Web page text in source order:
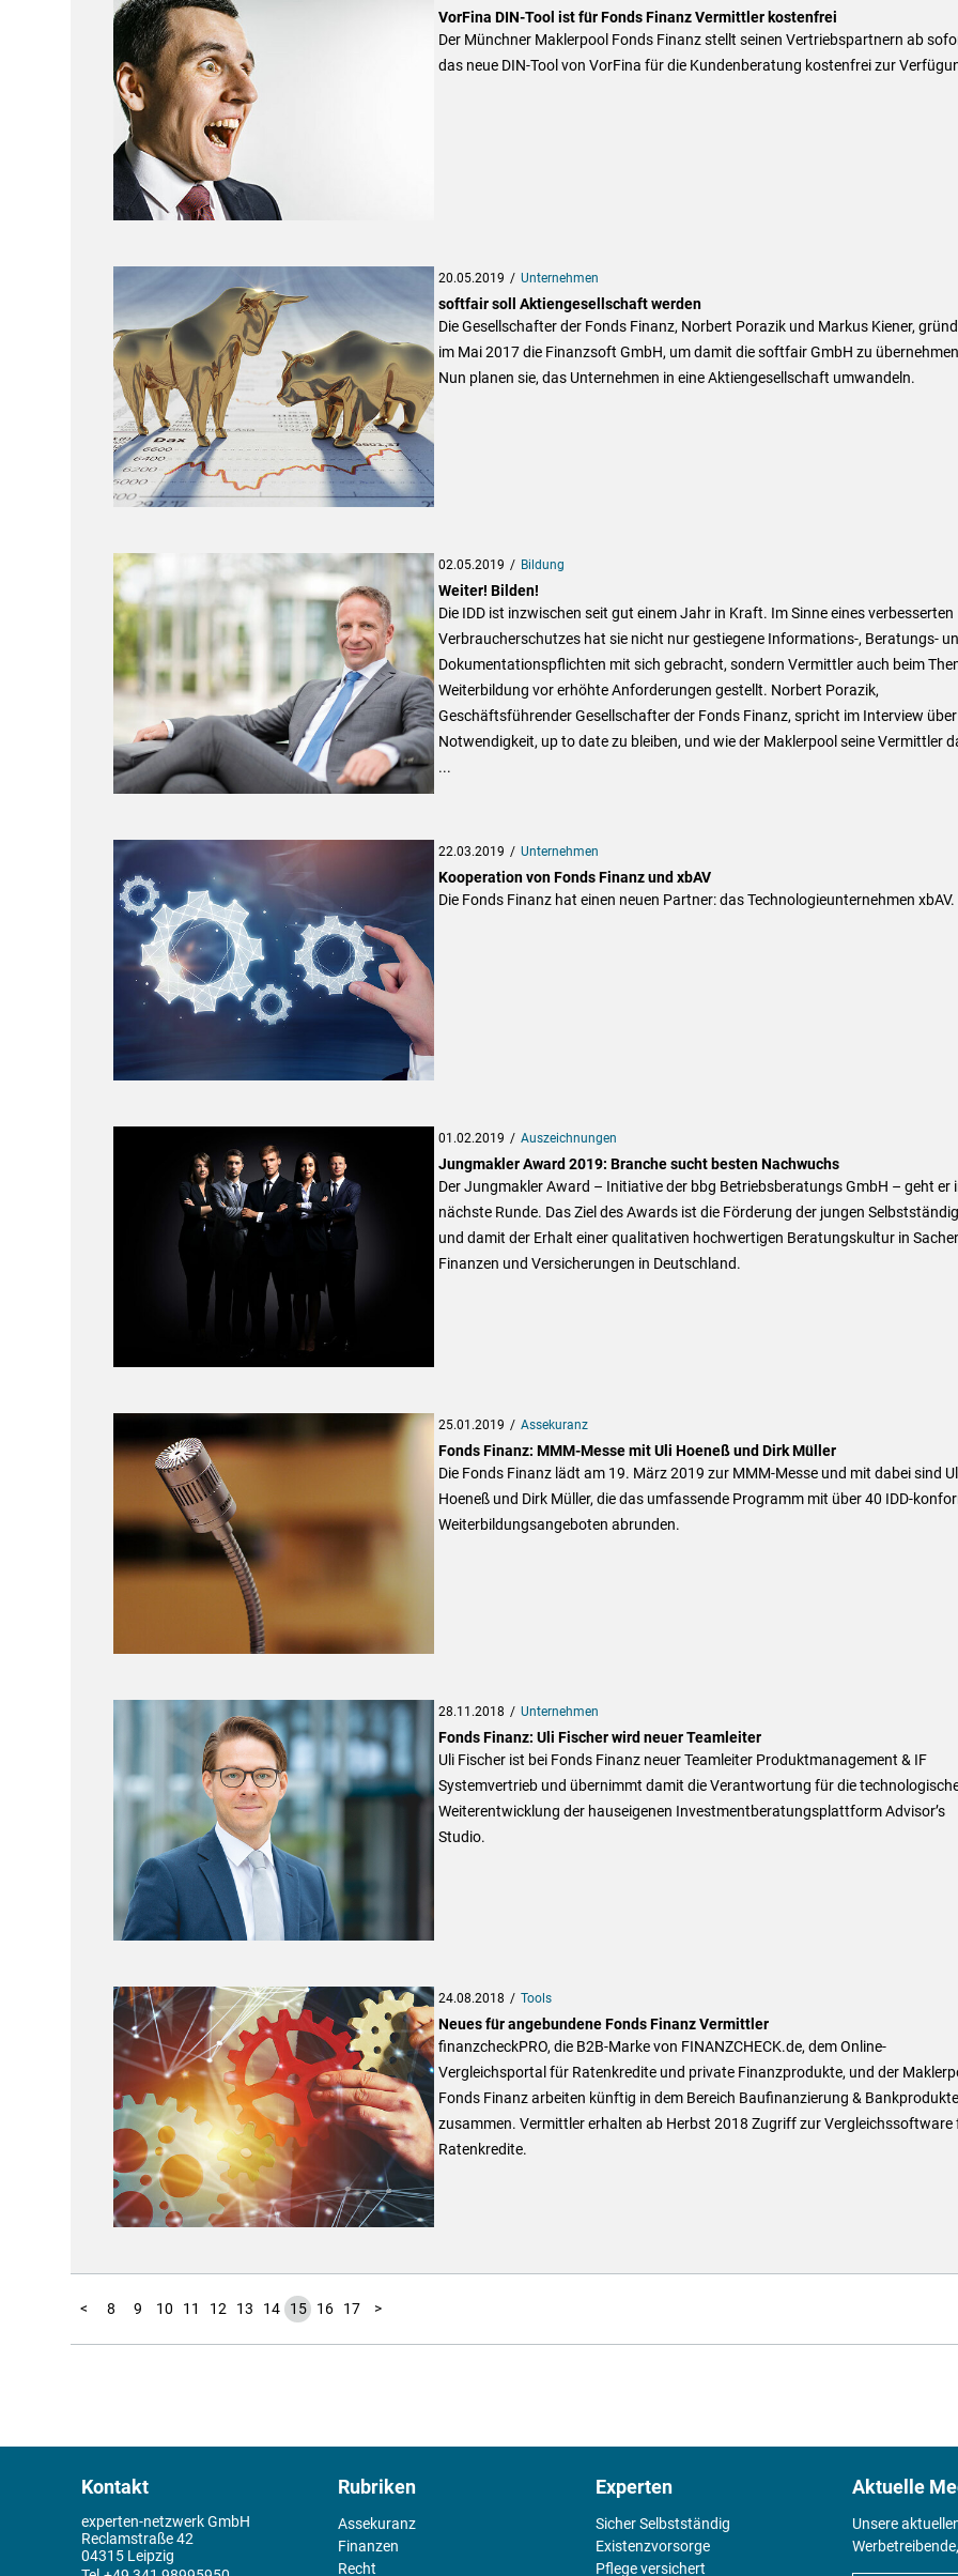
VorFina DIN-Tool ist für Fonds Finanz Vermittler kostenfrei
Der Münchner Maklerpool Fonds Finanz stellt seinen Vertriebspartnern ab
das neue DIN-Tool von VorFina für die Kundenberatung kostenfrei zur
20.05.2019 Unternehmen
softfair soll Aktiengesellschaft werden
Die Gesellschafter der Fonds Finanz, Norbert Porazik und Markus Kiener,
im Mai 2017 die Finanzsoft GmbH, um damit die softfair GmbH zu
Nun planen sie, das Unternehmen in eine Aktiengesellschaft umwandeln.
02.05.2019 Bildung
Weiter! Bilden!
Die IDD ist inzwischen seit gut einem Jahr in Kraft. Im Sinne eines verbesserten
Verbraucherschutzes hat sie nicht nur gestiegene Informations-, Beratungs-
Dokumentationspflichten mit sich gebracht, sondern Vermittler auch beim
Weiterbildung vor erhöhte Anforderungen gestellt. Norbert Porazik,
Geschäftsführender Gesellschafter der Fonds Finanz, spricht im Interview über
Notwendigkeit, up to date zu bleiben, und wie der Maklerpool seine Vermittler
...
22.03.2019 Unternehmen
Kooperation von Fonds Finanz und xbAV
Die Fonds Finanz hat einen neuen Partner: das Technologieunternehmen xbAV.
01.02.2019 Auszeichnungen
Jungmakler Award 2019: Branche sucht besten Nachwuchs
Der Jungmakler Award – Initiative der bbg Betriebsberatungs GmbH – geht er
nächste Runde. Das Ziel des Awards ist die Förderung der jungen
und damit der Erhalt einer qualitativen hochwertigen Beratungskultur in
Finanzen und Versicherungen in Deutschland.
25.01.2019 Assekuranz
Fonds Finanz: MMM-Messe mit Uli Hoeneß und Dirk Müller
Die Fonds Finanz lädt am 19. März 2019 zur MMM-Messe und mit dabei sind
Hoeneß und Dirk Müller, die das umfassende Programm mit über 40 IDD-
Weiterbildungsangeboten abrunden.
28.11.2018 Unternehmen
Fonds Finanz: Uli Fischer wird neuer Teamleiter
Uli Fischer ist bei Fonds Finanz neuer Teamleiter Produktmanagement & IF
Systemvertrieb und übernimmt damit die Verantwortung für die
Weiterentwicklung der hauseigenen Investmentberatungsplattform Advisor’s
Studio.
24.08.2018 Tools
Neues für angebundene Fonds Finanz Vermittler
finanzcheckPRO, die B2B-Marke von FINANZCHECK.de, dem Online-
Vergleichsportal für Ratenkredite und private Finanzprodukte, und der
Fonds Finanz arbeiten künftig in dem Bereich Baufinanzierung & Bankprodukte
zusammen. Vermittler erhalten ab Herbst 2018 Zugriff zur Vergleichssoftware
Ratenkredite.
<
1
2
3
4
5
6
7 8 9 10 11 12 13 14 15 16 17 >
Kontakt
experten-netzwerk GmbH
Reclamstraße 42
04315 Leipzig
Rubriken
Assekuranz
Finanzen
Recht
Experten
Sicher Selbstständig
Existenz­vorsorge
Pflege versichert
Aktuelle
Unsere